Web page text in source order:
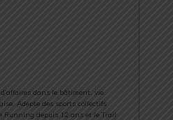
dans le bâtiment, vie
Adepte des sports collectifs
Running depuis 12 ans et le Trail